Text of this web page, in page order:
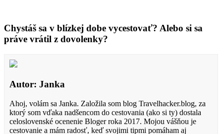
Chystáš sa v blízkej dobe vycestovať? Alebo si sa
práve vrátil z dovolenky?
Autor: Janka
Ahoj, volám sa Janka. Založila som blog Travelhacker.blog, za
ktorý som vďaka nadšencom do cestovania (ako si ty) dostala
celoslovenské ocenenie Bloger roka 2017. Mojou vášňou je
cestovanie a mám radosť, keď svojimi tipmi pomáham aj